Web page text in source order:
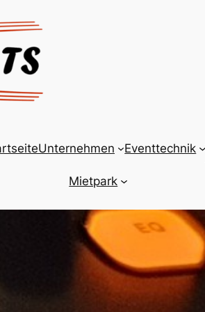
Unternehmen Eventtechnik
Mietpark